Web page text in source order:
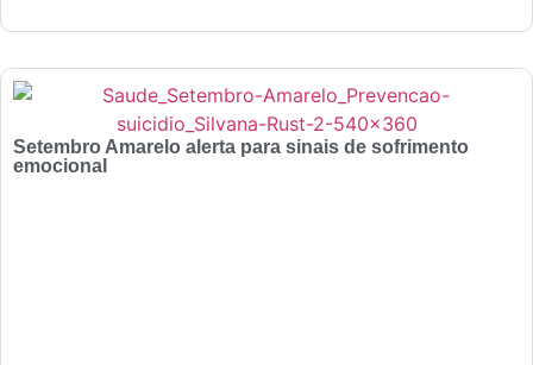
Setembro Amarelo alerta para sinais de sofrimento
emocional